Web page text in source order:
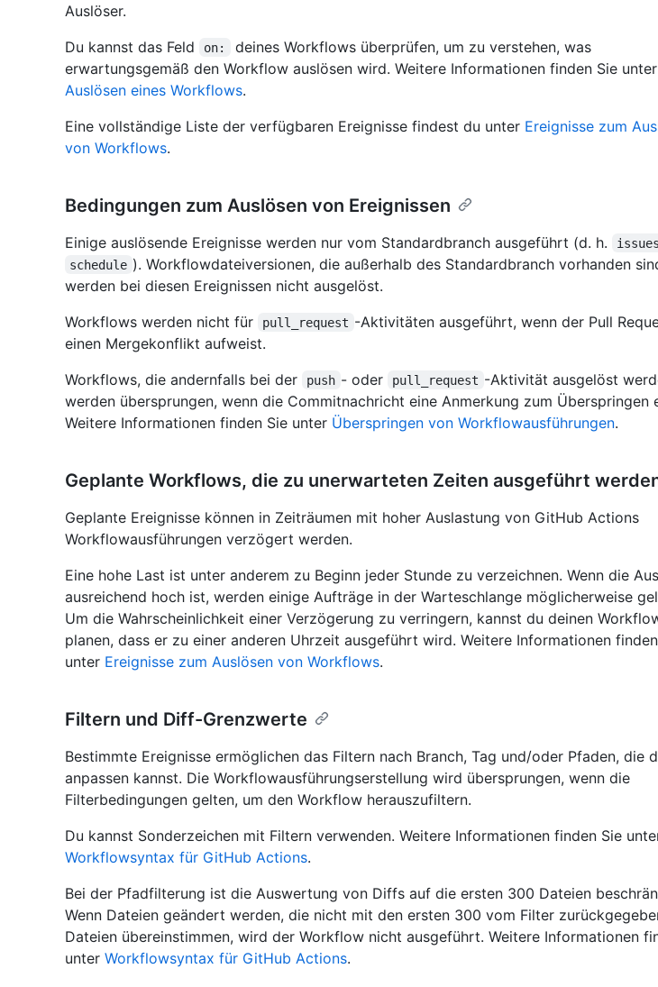
Auslöser.
Du kannst das Feld
on:
deines Workflows überprüfen, um zu verstehen, was
erwartungsgemäß den Workflow auslösen wird. Weitere Informationen finden Sie unter
Auslösen eines Workflows.
Eine vollständige Liste der verfügbaren Ereignisse findest du unter Ereignisse zum
von Workflows.
Bedingungen zum Auslösen von Ereignissen
Einige auslösende Ereignisse werden nur vom Standardbranch ausgeführt (d. h. issues
schedule ). Workflowdateiversionen, die außerhalb des Standardbranch vorhanden
werden bei diesen Ereignissen nicht ausgelöst.
Workflows werden nicht für
pull_request -Aktivitäten ausgeführt, wenn der Pull
einen Mergekonflikt aufweist.
Workflows, die andernfalls bei der
push - oder pull_request -Aktivität ausgelöst
werden übersprungen, wenn die Commitnachricht eine Anmerkung zum Überspringen
Weitere Informationen finden Sie unter Überspringen von Workflowausführungen.
Geplante Workflows, die zu unerwarteten Zeiten ausgeführt
Geplante Ereignisse können in Zeiträumen mit hoher Auslastung von GitHub Actions
Workflowausführungen verzögert werden.
Eine hohe Last ist unter anderem zu Beginn jeder Stunde zu verzeichnen. Wenn die
ausreichend hoch ist, werden einige Aufträge in der Warteschlange möglicherweise
Um die Wahrscheinlichkeit einer Verzögerung zu verringern, kannst du deinen
planen, dass er zu einer anderen Uhrzeit ausgeführt wird. Weitere Informationen
unter Ereignisse zum Auslösen von Workflows.
Filtern und Diff-Grenzwerte
Bestimmte Ereignisse ermöglichen das Filtern nach Branch, Tag und/oder Pfaden, die
anpassen kannst. Die Workflowausführungserstellung wird übersprungen, wenn die
Filterbedingungen gelten, um den Workflow herauszufiltern.
Du kannst Sonderzeichen mit Filtern verwenden. Weitere Informationen finden Sie
Workflowsyntax für GitHub Actions.
Bei der Pfadfilterung ist die Auswertung von Diffs auf die ersten 300 Dateien
Wenn Dateien geändert werden, die nicht mit den ersten 300 vom Filter
Dateien übereinstimmen, wird der Workflow nicht ausgeführt. Weitere Informationen
unter Workflowsyntax für GitHub Actions.